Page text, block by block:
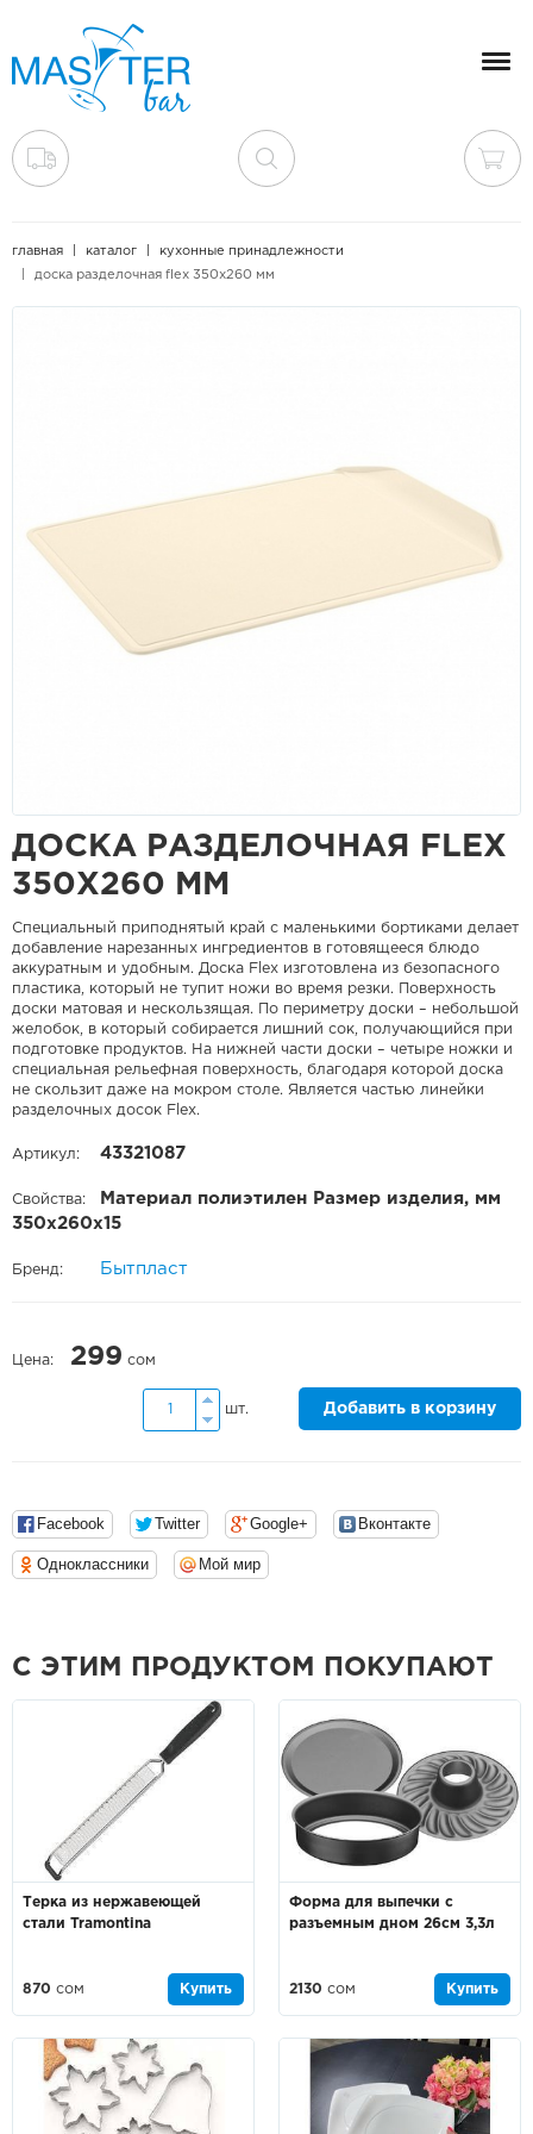
главная каталог
кухонные принадлежности
доска разделочная flex 350х260 мм
ДОСКА РАЗДЕЛОЧНАЯ FLEX
350Х260 ММ
Специальный приподнятый край с маленькими бортиками делает
добавление нарезанных ингредиентов в готовящееся блюдо
аккуратным и удобным. Доска Flex изготовлена из безопасного
пластика, который не тупит ножи во время резки. Поверхность
доски матовая и нескользящая. По периметру доски – небольшой
желобок, в который собирается лишний сок, получающийся при
подготовке продуктов. На нижней части доски – четыре ножки и
специальная рельефная поверхность, благодаря которой доска
не скользит даже на мокром столе. Является частью линейки
разделочных досок Flex.
Артикул: 43321087
Свойства:
Материал полиэтилен Размер изделия, мм
350х260х15
Бренд: Бытпласт
Цена: 299 сом
шт. Добавить в корзину
Facebook Twitter Google+ Вконтакте
Одноклассники Мой мир
С ЭТИМ ПРОДУКТОМ ПОКУПАЮТ
Терка из нержавеющей
стали Tramontina
870 сом Купить
Форма для выпечки с
разъемным дном 26см 3,3л
2130 сом Купить